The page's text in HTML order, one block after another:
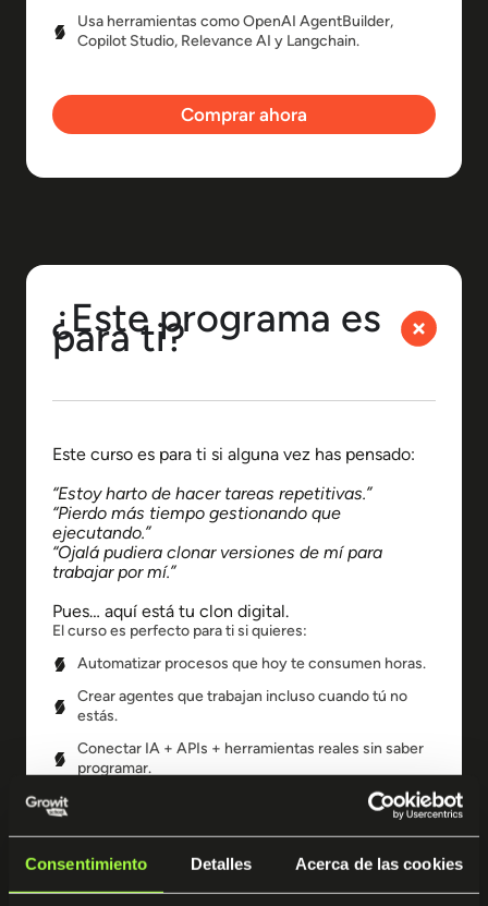
Consentimiento Detalles Acerca de las cookies
Usa herramientas como OpenAI AgentBuilder,
Copilot Studio, Relevance AI y Langchain.
Comprar ahora
¿Este programa es
para ti?
Este curso es para ti si alguna vez has pensado:
“Estoy harto de hacer tareas repetitivas.”
“Pierdo más tiempo gestionando que
ejecutando.”
“Ojalá pudiera clonar versiones de mí para
trabajar por mí.”
Pues… aquí está tu clon digital.
El curso es perfecto para ti si quieres:
Automatizar procesos que hoy te consumen horas.
Crear agentes que trabajan incluso cuando tú no
estás.
Conectar IA + APIs + herramientas reales sin saber
programar.
Implementar automatizaciones profesionales para
negocio o empresa.